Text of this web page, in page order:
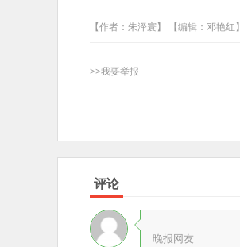
【作者：朱泽寰】 【编辑：邓艳红】
>>我要举报
评论
晚报网友